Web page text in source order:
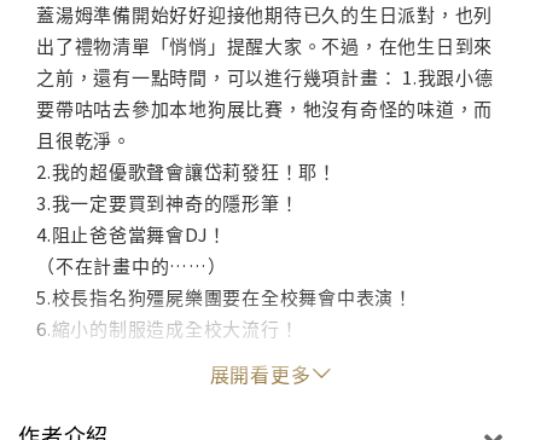
蓋湯姆準備開始好好迎接他期待已久的生日派對，也列
出了禮物清單「悄悄」提醒大家。不過，在他生日到來
之前，還有一點時間，可以進行幾項計畫： 1.我跟小德
要帶咕咕去參加本地狗展比賽，牠沒有奇怪的味道，而
且很乾淨。
2.我的超優歌聲會讓岱莉發狂！耶！
3.我一定要買到神奇的隱形筆！
4.阻止爸爸當舞會DJ！
（不在計畫中的……）
5.校長指名狗殭屍樂團要在全校舞會中表演！
6.縮小的制服造成全校大流行！
這些事情可以順利進行，或者這些意外可以迎刃而解
嗎？看蓋湯姆如何發揮天馬行空的創意與幽默，把校園
展開看更多